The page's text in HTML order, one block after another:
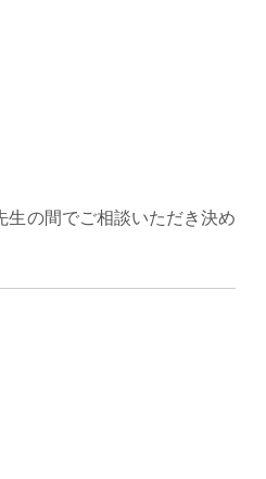
生の間でご相談いただき決め